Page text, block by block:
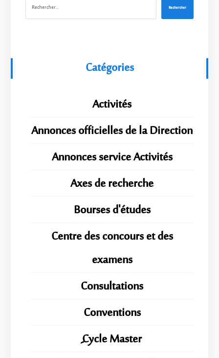
Rechercher
Catégories
Activités
Annonces officielles de la Direction
Annonces service Activités
Axes de recherche
Bourses d'études
Centre des concours et des
examens
Consultations
Conventions
ِِِCycle Master